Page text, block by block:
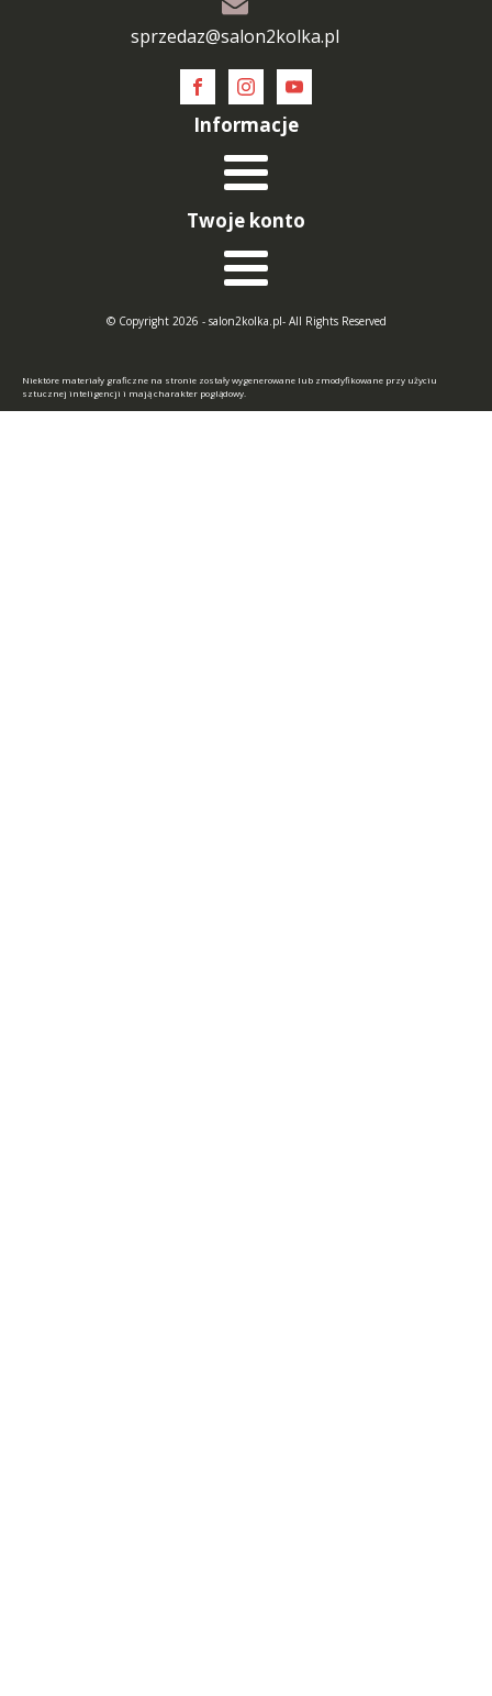
sprzedaz@salon2kolka.pl
Informacje
Twoje konto
© Copyright 2026 - salon2kolka.pl- All Rights Reserved
Niektóre materiały graficzne na stronie zostały wygenerowane lub zmodyfikowane przy użyciu
sztucznej inteligencji i mają charakter poglądowy.